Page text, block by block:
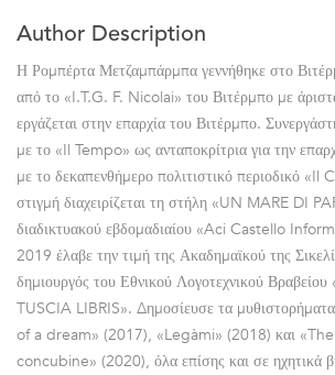
Author Description
Η Ρομπέρτα Μετζαμπάρμπα γεννήθηκε στο
από το «I.T.G. F. Nicolai» του Βιτέρμπο με
εργάζεται στην επαρχία του Βιτέρμπο.
με το «Il Tempo» ως ανταποκρίτρια για την
με το δεκαπενθήμερο πολιτιστικό περιοδικό
στιγμή διαχειρίζεται τη στήλη «UN MARE DI
διαδικτυακού εβδομαδιαίου «Aci Castello
2019 έλαβε την τιμή της Ακαδημαϊκού της
δημιουργός του Εθνικού Λογοτεχνικού
TUSCIA LIBRIS». Δημοσίευσε τα
of a dream» (2017), «Legàmi» (2018) και
concubine» (2020), όλα επίσης και σε ηχητικά